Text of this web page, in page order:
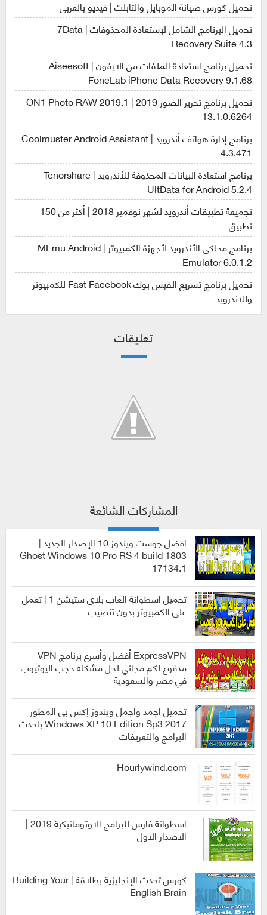
تحميل كورس صيانة الموبايل والتابلت | فيديو بالعربى
تحميل البرنامج الشامل لإستعادة المحذوفات | 7Data
Recovery Suite 4.3
تحميل برنامج استعادة الملفات من الايفون | Aiseesoft
FoneLab iPhone Data Recovery 9.1.68
تحميل برنامج تحرير الصور 2019 | ON1 Photo RAW 2019.1
13.1.0.6264
برنامج إدارة هواتف أندرويد | Coolmuster Android Assistant
4.3.471
برنامج استعادة البيانات المحذوفة للأندرويد | Tenorshare
UltData for Android 5.2.4
تجميعة تطبيقات أندرويد لشهر نوفمبر 2018 | أكثر من 150
تطبيق
برنامج محاكى الأندرويد لأجهزة الكمبيوتر | MEmu Android
Emulator 6.0.1.2
تحميل برنامج تسريع الفيس بوك Fast Facebook للكمبيوتر
وللاندرويد
تعليقات
المشاركات الشائعة
انظمة
التشغيل
افضل جوست ويندوز 10 الإصدار الجديد |
Ghost Windows 10 Pro RS 4 build 1803
17134.1
العاب
تحميل اسطوانة العاب بلاى ستيشن 1 | تعمل
على الكمبيوتر بدون تنصيب
برامج
ExpressVPN أفضل وأسرع برنامج VPN
مدفوع لكم مجاني لحل مشكله حجب اليوتيوب
في مصر والسعودية
انظمة
التشغيل
تحميل اجمد واجمل ويندوز إكس بى المطور
2017 Windows XP 10 Edition Sp3 باحدث
البرامج والتعريفات
Hourlywind.com
الربح من
الانترنت
اسطوانة فارس للبرامج الاوتوماتيكية 2019 |
الاصدار الاول
كورس تحدث الإنجليزية بطلاقة | Building Your
English Brain